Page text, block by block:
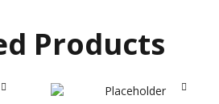
Products